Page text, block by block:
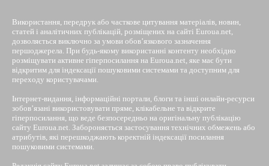
Використання, передрук або часткове цитування матеріалів, новин,
статей і аналітичних публікацій, розміщених на сайті Euroua.net,
дозволяється виключно за умови обов’язкового зазначення
першоджерела. При будь-якому використанні контенту необхідно
розміщувати активне гіперпосилання на Euroua.net, яке має бути
відкритим для індексації пошуковими системами та доступним для
переходу користувачами.
Інтернет-видання, інформаційні портали, блоги та інші онлайн-ресурси
зобов’язані використовувати пряме, клікабельне та відкрите
гіперпосилання, що веде безпосередньо на оригінальну публікацію
сайту Euroua.net. Забороняється застосування технічних обмежень або
атрибутів, які перешкоджають коректній індексації посилання
пошуковими системами.